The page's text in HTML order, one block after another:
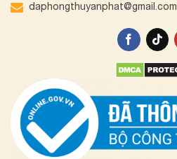
daphongthuyanphat@gmail.com